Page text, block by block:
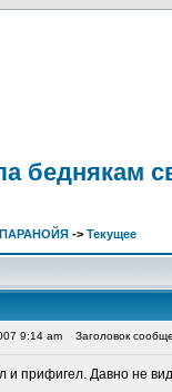
беднякам
ПАРАНОЙЯ -> Текущее
9:14 am Заголовок
и прифигел. Давно не